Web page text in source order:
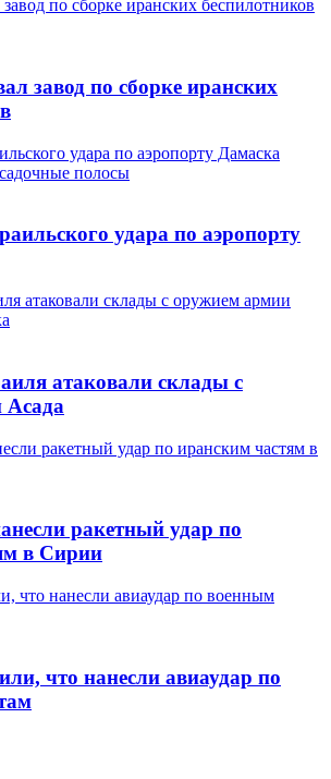
завод по сборке иранских
удара по аэропорту
атаковали склады с
ракетный удар по
в Сирии
что нанесли авиаудар по